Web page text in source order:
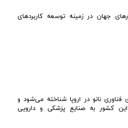
جهان در زمینه توسعه کاربردهای
نانو در اروپا شناخته می‌شود و
کشور به صنایع پزشکی و دارویی